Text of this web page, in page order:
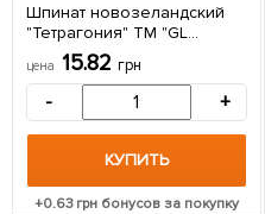
Шпинат новозеландский
"Тетрагония" ТМ "GL
SEEDS" 2г
цена 15.82 грн
- +
КУПИТЬ
+0.63грн бонусов за покупку